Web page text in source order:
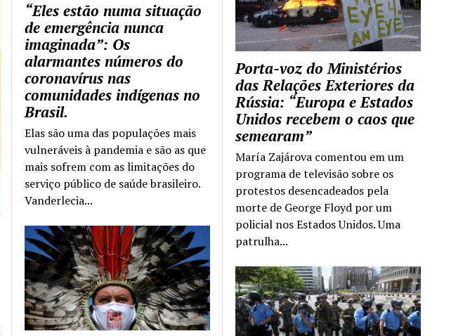
Porta-voz do Ministérios
das Relações Exteriores da
Rússia: “Europa e Estados
Unidos recebem o caos que
semearam”
María Zajárova comentou em um
programa de televisão sobre os
protestos desencadeados pela
morte de George Floyd por um
policial nos Estados Unidos. Uma
patrulha...
“Eles estão numa situação
de emergência nunca
imaginada”: Os
alarmantes números do
coronavírus nas
comunidades indígenas no
Brasil.
Elas são uma das populações mais
vulneráveis à pandemia e são as que
mais sofrem com as limitações do
serviço público de saúde brasileiro.
Vanderlecia...